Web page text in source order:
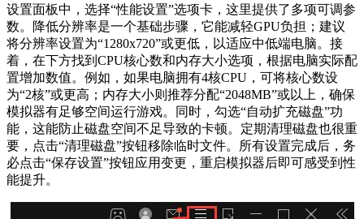
设置面板中，选择“性能设置”选项卡，这里提供了多项可调参
数。降低分辨率是一个基础步骤，它能减轻GPU负担；建议
将分辨率设置为“1280x720”或更低，以适应中低端电脑。接
着，在下方找到CPU核心数和内存大小选项，根据电脑实际配
置增加数值。例如，如果电脑拥有4核CPU，可将核心数设
为“2核”或更高；内存大小则推荐分配“2048MB”或以上，确保
模拟器有足够空间运行游戏。同时，勾选“自动扩充磁盘”功
能，这能防止磁盘空间不足导致的卡顿。定期清理磁盘也很重
要，点击“清理磁盘”按钮移除临时文件。所有设置完成后，务
必点击“保存设置”按钮应用变更，重启模拟器后即可感受到性
能提升。